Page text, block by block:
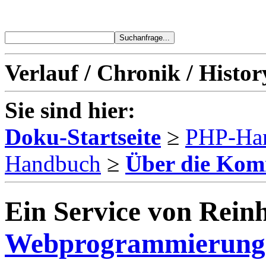
Verlauf / Chronik /
Sie sind hier:
Doku-Startseite ≥ PHP-
Handbuch ≥ Über die
Ein Service von
Webprogrammierung